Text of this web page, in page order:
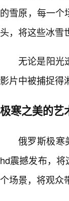
的雪原，每一个
头，将这些冰雪
无论是阳光
影片中被捕捉得
极寒之美的艺
俄罗斯极寒
hd震撼发布，
个场景，将观众